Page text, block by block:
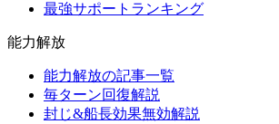
最強サポートランキング
能力解放
能力解放の記事一覧
毎ターン回復解説
封じ&船長効果無効解説